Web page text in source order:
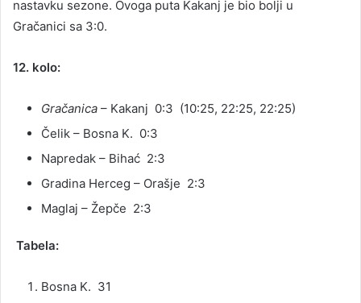
nastavku sezone. Ovoga puta Kakanj je bio bolji u
Gračanici sa 3:0.
12. kolo:
Gračanica – Kakanj 0:3 (10:25, 22:25, 22:25)
Čelik – Bosna K. 0:3
Napredak – Bihać 2:3
Gradina Herceg – Orašje 2:3
Maglaj – Žepče 2:3
Tabela:
Bosna K. 31